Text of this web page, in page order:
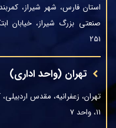
استان فارس، شهر شیراز،
صنعتی بزرگ شیراز، خیابان
251
تهران (واحد اداری)
تهران، زعفرانیه، مقدس
11، واحد 7